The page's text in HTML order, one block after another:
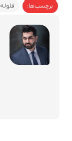
برچسب‌ها:
فلوله